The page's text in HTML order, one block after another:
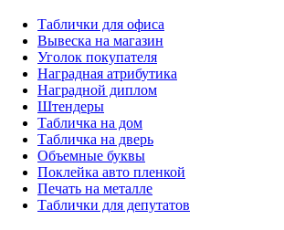
Таблички для офиса
Вывеска на магазин
Уголок покупателя
Наградная атрибутика
Наградной диплом
Штендеры
Табличка на дом
Табличка на дверь
Объемные буквы
Поклейка авто пленкой
Печать на металле
Таблички для депутатов